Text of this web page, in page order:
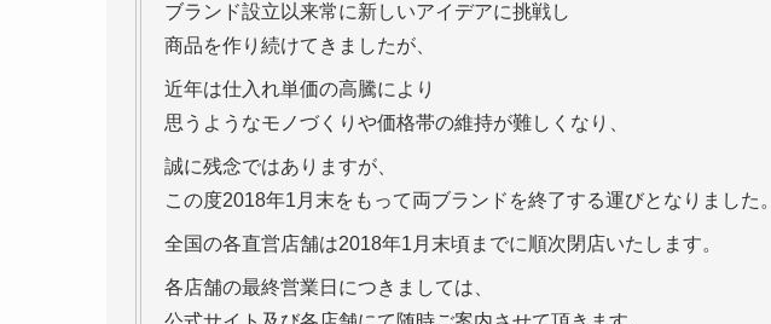
ブランド設立以来常に新しいアイデアに挑戦し
商品を作り続けてきましたが、
近年は仕入れ単価の高騰により
思うようなモノづくりや価格帯の維持が難しくなり、
誠に残念ではありますが、
この度2018年1月末をもって両ブランドを終了する運びとなりました。
全国の各直営店舗は2018年1月末頃までに順次閉店いたします。
各店舗の最終営業日につきましては、